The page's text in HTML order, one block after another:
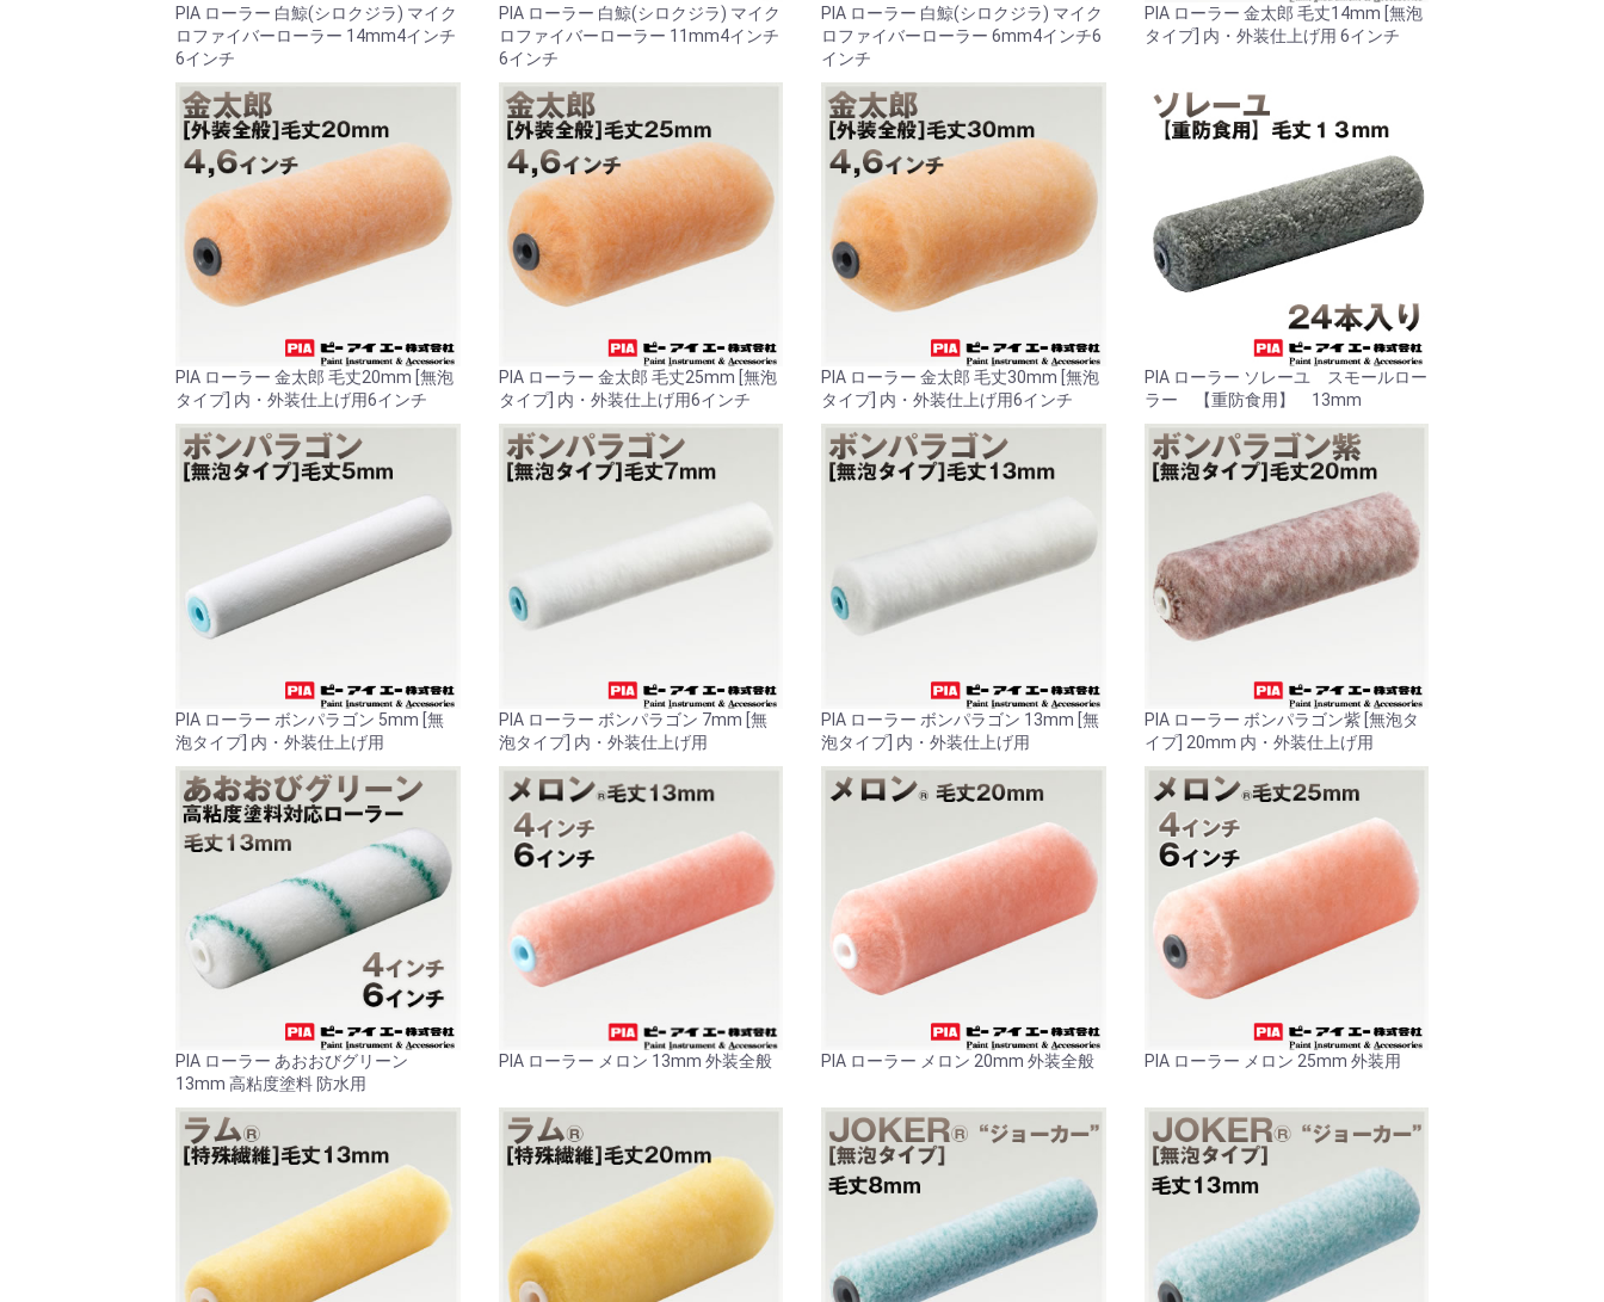
PIA ローラー 白鯨(シロクジラ) マイク
ロファイバーローラー 14mm4インチ
6インチ
PIA ローラー 白鯨(シロクジラ) マイク
ロファイバーローラー 11mm4インチ
6インチ
PIA ローラー 白鯨(シロクジラ) マイク
ロファイバーローラー 6mm4インチ6
インチ
PIA ローラー 金太郎 毛丈14mm [無泡
タイプ] 内・外装仕上げ用 6インチ
PIA ローラー 金太郎 毛丈20mm [無泡
タイプ] 内・外装仕上げ用6インチ
PIA ローラー 金太郎 毛丈25mm [無泡
タイプ] 内・外装仕上げ用6インチ
PIA ローラー 金太郎 毛丈30mm [無泡
タイプ] 内・外装仕上げ用6インチ
PIA ローラー ソレーユ スモールロー
ラー 【重防食用】 13mm
PIA ローラー ボンパラゴン 5mm [無
泡タイプ] 内・外装仕上げ用
PIA ローラー ボンパラゴン 7mm [無
泡タイプ] 内・外装仕上げ用
PIA ローラー ボンパラゴン 13mm [無
泡タイプ] 内・外装仕上げ用
PIA ローラー ボンパラゴン紫 [無泡タ
イプ] 20mm 内・外装仕上げ用
PIA ローラー あおおびグリーン
13mm 高粘度塗料 防水用
PIA ローラー メロン 13mm 外装全般 PIA ローラー メロン 20mm 外装全般 PIA ローラー メロン 25mm 外装用